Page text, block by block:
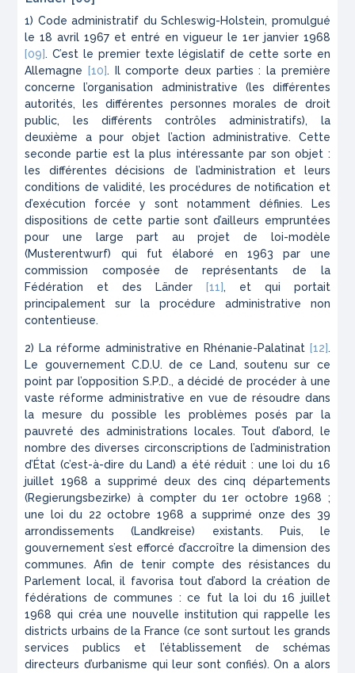
1) Code administratif du Schleswig-Holstein, promulgué
le 18 avril 1967 et entré en vigueur le 1er janvier 1968
[09]. C’est le premier texte législatif de cette sorte en
Allemagne
[10]. Il comporte deux parties : la première
concerne l’organisation administrative (les différentes
autorités, les différentes personnes morales de droit
public, les différents contrôles administratifs), la
deuxième a pour objet l’action administrative. Cette
seconde partie est la plus intéressante par son objet :
les différentes décisions de l’administration et leurs
conditions de validité, les procédures de notification et
d’exécution forcée y sont notamment définies. Les
dispositions de cette partie sont d’ailleurs empruntées
pour une large part au projet de loi-modèle
(Musterentwurf) qui fut élaboré en 1963 par une
commission composée de représentants de la
Fédération et des Länder
[11], et qui portait
principalement sur la procédure administrative non
contentieuse.
2) La réforme administrative en Rhénanie-Palatinat [12].
Le gouvernement C.D.U. de ce Land, soutenu sur ce
point par l’opposition S.P.D., a décidé de procéder à une
vaste réforme administrative en vue de résoudre dans
la mesure du possible les problèmes posés par la
pauvreté des administrations locales. Tout d’abord, le
nombre des diverses circonscriptions de l’administration
d’État (c’est-à-dire du Land) a été réduit : une loi du 16
juillet 1968 a supprimé deux des cinq départements
(Regierungsbezirke) à compter du 1er octobre 1968 ;
une loi du 22 octobre 1968 a supprimé onze des 39
arrondissements (Landkreise) existants. Puis, le
gouvernement s’est efforcé d’accroître la dimension des
communes. Afin de tenir compte des résistances du
Parlement local, il favorisa tout d’abord la création de
fédérations de communes : ce fut la loi du 16 juillet
1968 qui créa une nouvelle institution qui rappelle les
districts urbains de la France (ce sont surtout les grands
services publics et l’établissement de schémas
directeurs d’urbanisme qui leur sont confiés). On a alors